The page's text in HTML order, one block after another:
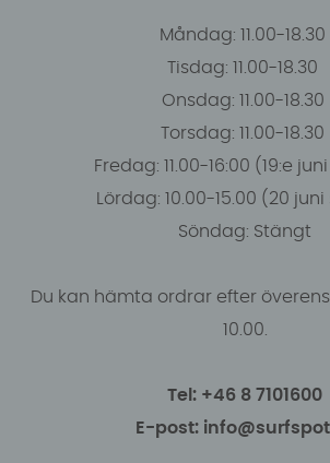
Måndag: 11.00-18.30
Tisdag: 11.00-18.30
Onsdag: 11.00-18.30
Torsdag: 11.00-18.30
Fredag: 11.00-16:00 (19:e
Lördag: 10.00-15.00 (20
Söndag: Stängt
Du kan hämta ordrar efter
10.00.
Tel: +46 8 7101600
E-post: